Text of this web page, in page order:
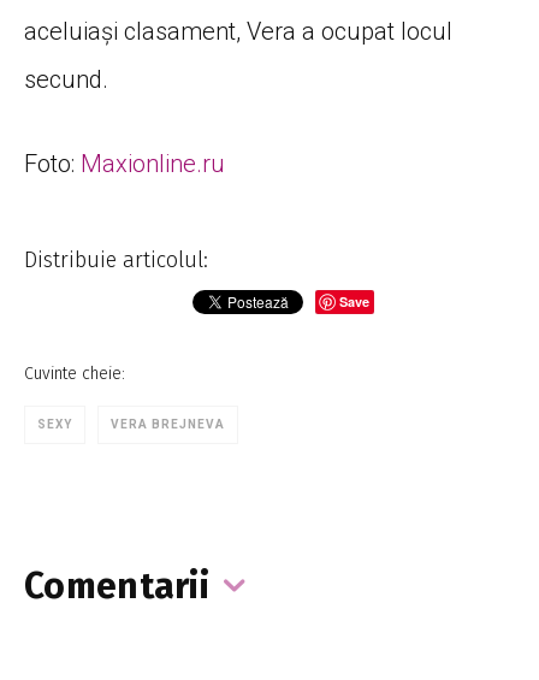
aceluiași clasament, Vera a ocupat locul
secund.
Foto: Maxionline.ru
Distribuie articolul:
Save
Cuvinte cheie:
SEXY VERA BREJNEVA
Comentarii